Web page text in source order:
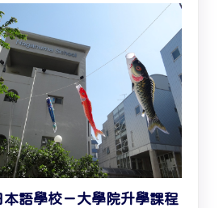
語學校－大學院升學課程